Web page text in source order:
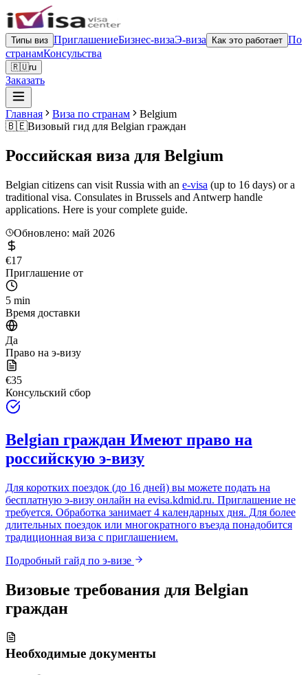
Типы виз ПриглашениеБизнес-визаЭ-виза Как это работает По
странамКонсульства
🇷🇺ru
Заказать
Главная Виза по странам
Belgium
🇧🇪Визовый гид для Belgian граждан
Российская виза для Belgium
Belgian citizens can visit Russia with an e-visa (up to 16 days) or a
traditional visa. Consulates in Brussels and Antwerp handle
applications. Here is your complete guide.
Обновлено: май 2026
€17
Приглашение от
5 min
Время доставки
Да
Право на э-визу
€35
Консульский сбор
Belgian граждан Имеют право на
российскую э-визу
Для коротких поездок (до 16 дней) вы можете подать на
бесплатную э-визу онлайн на evisa.kdmid.ru. Приглашение не
требуется. Обработка занимает 4 календарных дня. Для более
длительных поездок или многократного въезда понадобится
традиционная виза с приглашением.
Подробный гайд по э-визе
Визовые требования для Belgian
граждан
Необходимые документы